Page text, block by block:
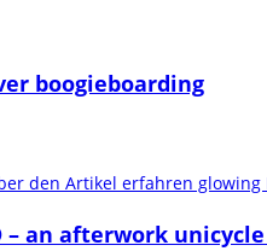
boogieboarding
– an afterwork